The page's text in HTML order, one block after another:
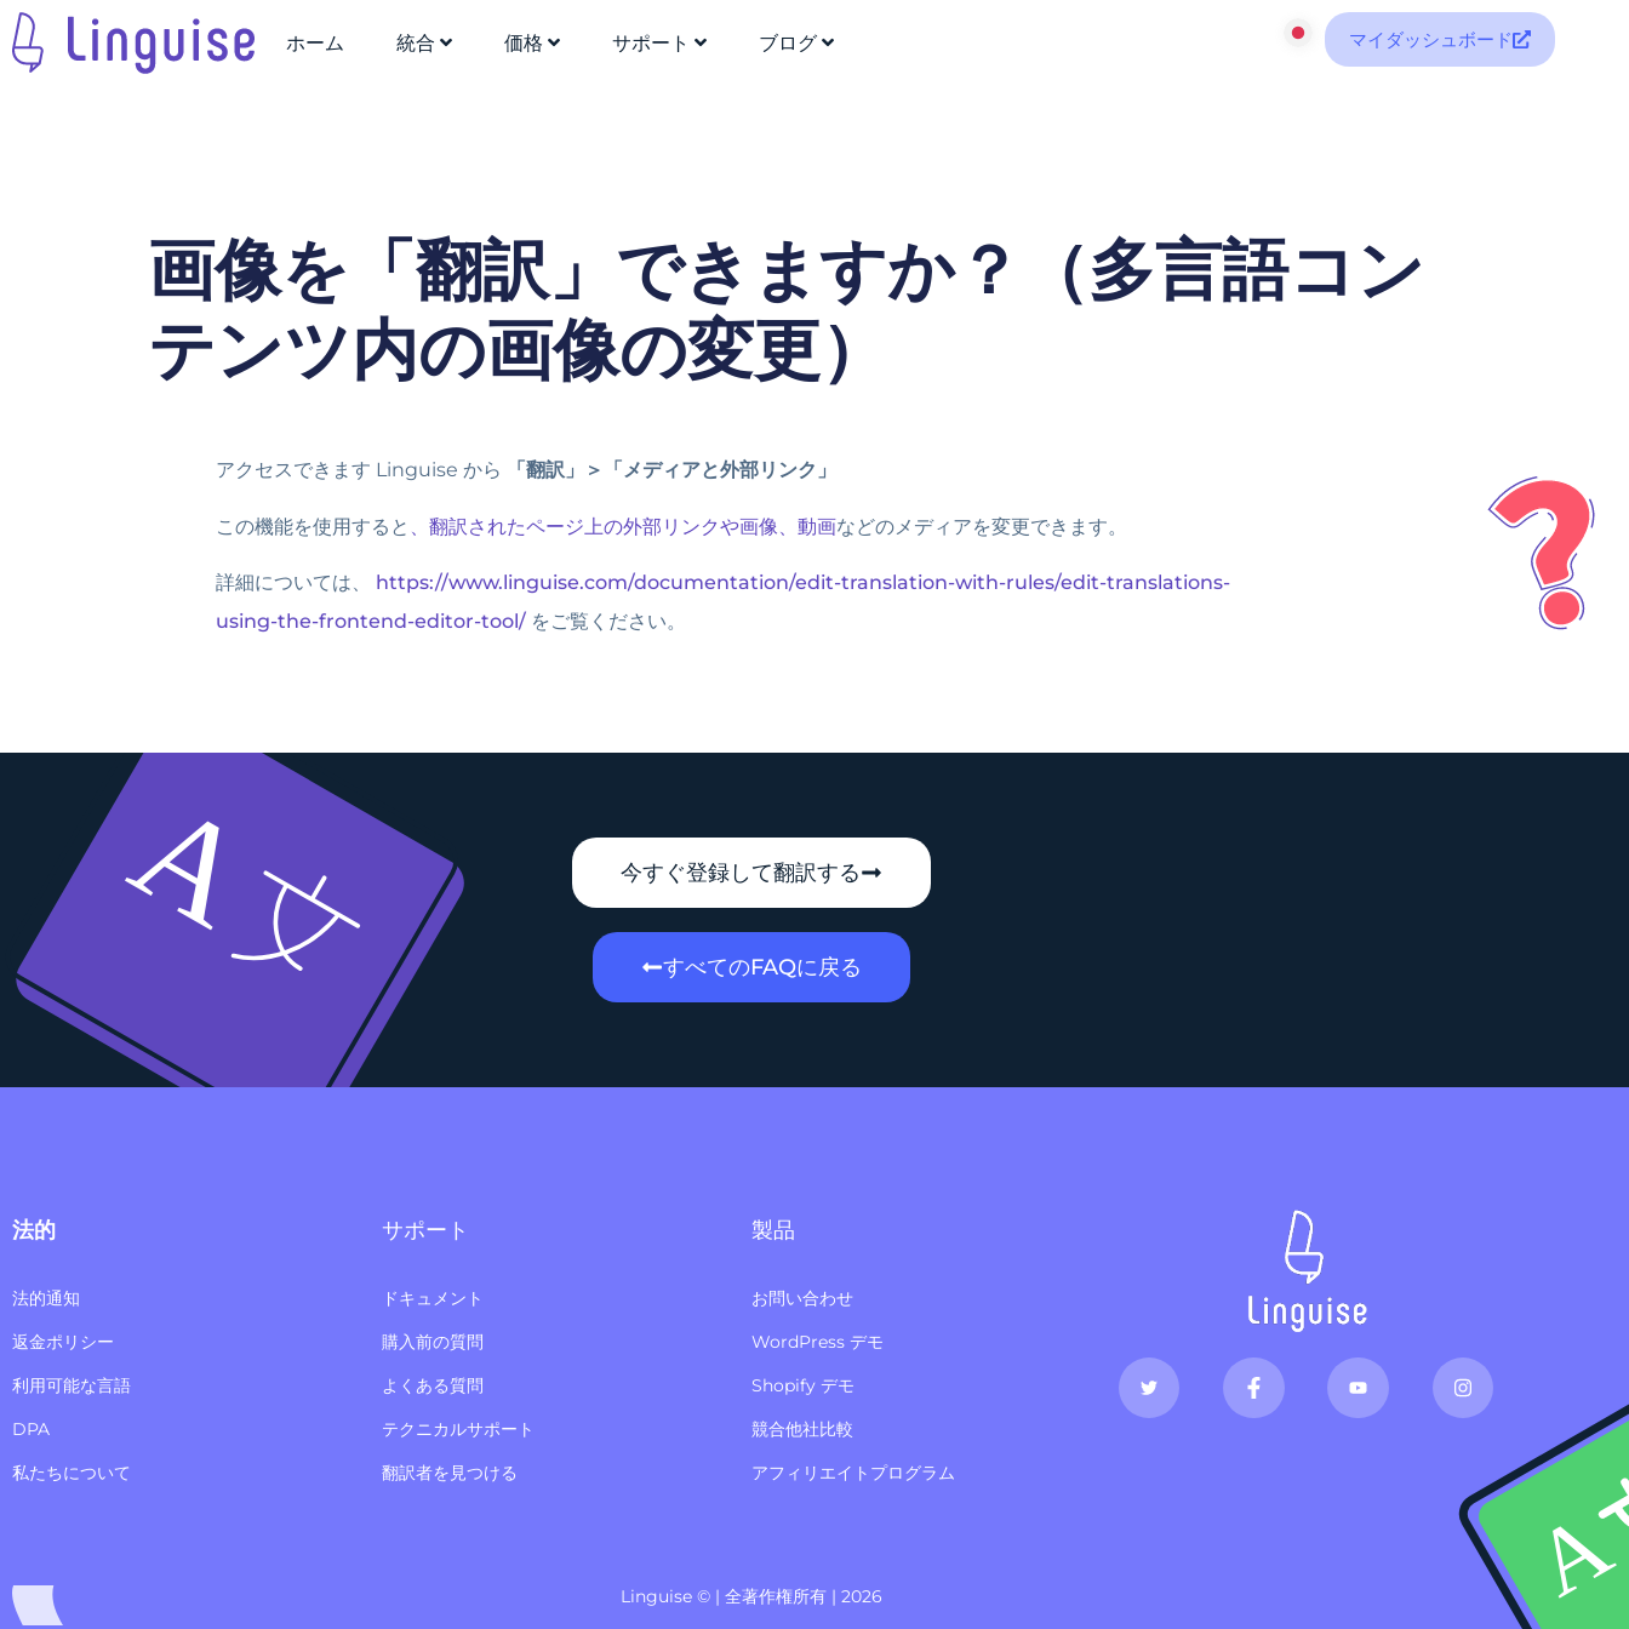
ホーム 統合 価格 サポート ブログ マイダッシュボード
画像を「翻訳」できますか？（多言語コン
テンツ内の画像の変更）
アクセスできます Linguise から 「翻訳」＞「メディアと外部リンク」
この機能を使用すると 、翻訳されたページ上の外部リンクや画像、動画などのメディアを変更できます。
詳細については、 https://www.linguise.com/documentation/edit-translation-with-rules/edit-translations-
using-the-frontend-editor-tool/ をご覧ください。
今すぐ登録して翻訳する
すべてのFAQに戻る
法的
法的通知
返金ポリシー
利用可能な言語
DPA
私たちについて
サポート
ドキュメント
購入前の質問
よくある質問
テクニカルサポート
翻訳者を見つける
製品
お問い合わせ
WordPress デモ
Shopify デモ
競合他社比較
アフィリエイトプログラム
Linguise © | 全著作権所有 | 2026